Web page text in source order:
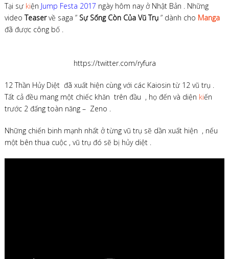
Tại sự kiện Jump Festa 2017 ngày hôm nay ở Nhật Bản . Những
videoTeaservề saga ” Sự Sống Còn Của Vũ Trụ” dành cho Manga
đã được công bố .
https://twitter.com/ryfura
12 Thần Hủy Diệt đã xuất hiện cùng với các Kaiosin từ 12 vũ trụ .
Tất cả đều mang một chiếc khăn trên đầu , họ đến và diện kiến
trước 2 đấng toàn năng – Zeno .
Những chiến binh mạnh nhất ở từng vũ trụ sẽ dần xuất hiện , nếu
một bên thua cuộc , vũ trụ đó sẽ bị hủy diệt .